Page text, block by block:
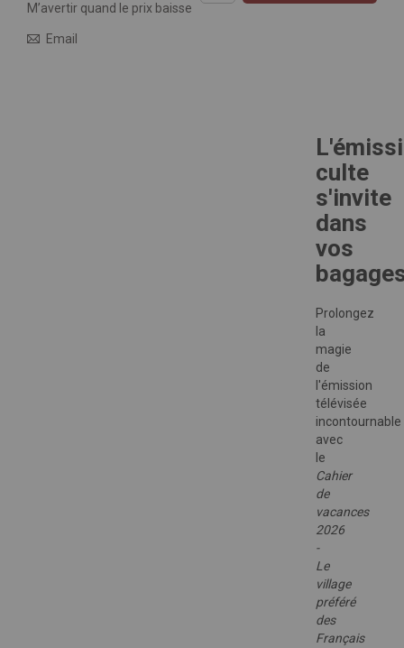
M’avertir quand le prix baisse
Email
culte
s'invite
dans
vos
Prolongez
la
magie
de
l'émission
télévisée
incontournable
avec
le
Cahier
de
vacances
2026
-
Le
village
préféré
des
Français